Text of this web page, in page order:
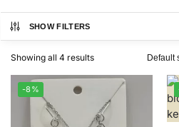
SHOW FILTERS
Showing all 4 results
-8%